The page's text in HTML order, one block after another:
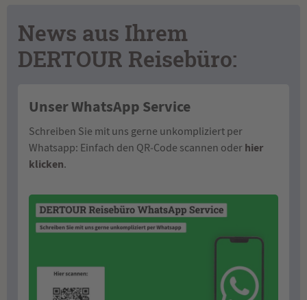
News aus Ihrem
DERTOUR Reisebüro:
Unser WhatsApp Service
Schreiben Sie mit uns gerne unkompliziert per
Whatsapp: Einfach den QR‑Code scannen oder hier
klicken.